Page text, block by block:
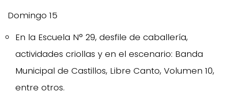
Domingo 15
En la Escuela N° 29, desfile de caballería,
actividades criollas y en el escenario: Banda
Municipal de Castillos, Libre Canto, Volumen 10,
entre otros.